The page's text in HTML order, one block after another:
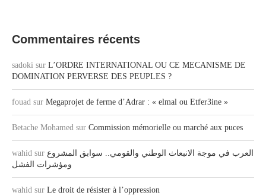
Commentaires récents
sadoki sur L’ORDRE INTERNATIONAL OU CE MECANISME DE
DOMINATION PERVERSE DES PEUPLES ?
fouad sur Megaprojet de ferme d’Adrar : « elmal ou Etfer3ine »
Betache Mohamed sur Commission mémorielle ou marché aux puces
wahid sur العرب في موجة الانبعاث الوطني والقومي.. سوابق المشروع
ومؤشرات الفشل
wahid sur Le droit de résister à l’oppression